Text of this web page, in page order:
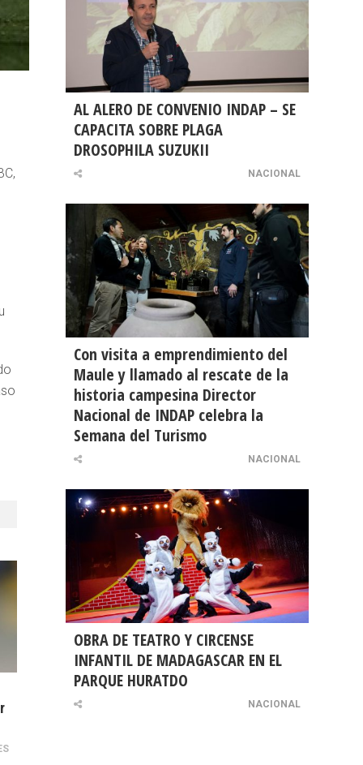
AL ALERO DE CONVENIO INDAP – SE
CAPACITA SOBRE PLAGA
DROSOPHILA SUZUKII
NACIONAL
Con visita a emprendimiento del
Maule y llamado al rescate de la
historia campesina Director
Nacional de INDAP celebra la
Semana del Turismo
NACIONAL
OBRA DE TEATRO Y CIRCENSE
INFANTIL DE MADAGASCAR EN EL
PARQUE HURATDO
NACIONAL